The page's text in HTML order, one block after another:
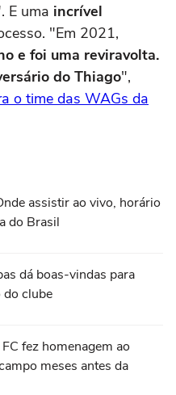
E uma incrível
"Em 2021,
e foi uma reviravolta.
do Thiago",
o time das WAGs da
assistir ao vivo, horário
do Brasil
dá boas-vindas para
do clube
fez homenagem ao
meses antes da